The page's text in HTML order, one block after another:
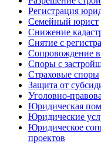
Регистрация
Семейный юрист
Снижение
Снятие с
Сопровождение в
Споры с
Страховые споры
Защита от
Уголовно-
Юридическая
Юридические
Юридическое
проектов